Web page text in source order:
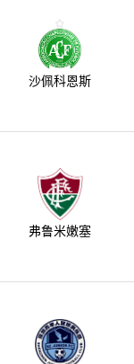
沙佩科恩斯
弗鲁米嫩塞